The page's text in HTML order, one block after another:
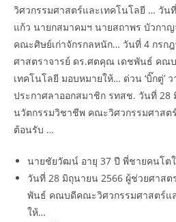
วิศวกรรมศาสตร์และเทคโนโลยี … วัน
แก้ว นายกสมาคมฯ นายสถาพร บัวกา
คณะศิษย์เก่าจักรกลหนัก… วันที่ 4 กรก
ศาสตราจารย์ ดร.ศตคุณ เดชพันธ์ คณ
เทคโนโลยี มอบหมายให้… ด่วน ‘บิ๊กตู่’
ประกาศลาออกสมาชิก รทสช. วันที่ 28
นวัตกรรมวิชาชีพ คณะวิศวกรรมศาสต
ต้อนรับ …
นายชัยวัฒน์ อายุ 37 ปี พี่ชายคนโต
วันที่ 28 มิถุนายน 2566 ผู้ช่วยศาส
พันธ์ คณบดีคณะวิศวกรรมศาสตร์แ
ให้…